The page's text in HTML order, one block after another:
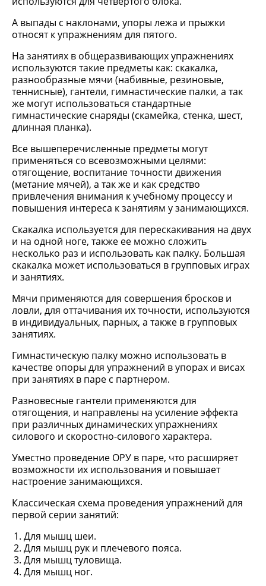
А выпады с наклонами, упоры лежа и прыжки
относят к упражнениям для пятого.
На занятиях в общеразвивающих упражнениях
используются такие предметы как: скакалка,
разнообразные мячи (набивные, резиновые,
теннисные), гантели, гимнастические палки, а так
же могут использоваться стандартные
гимнастические снаряды (скамейка, стенка, шест,
длинная планка).
Все вышеперечисленные предметы могут
применяться со всевозможными целями:
отягощение, воспитание точности движения
(метание мячей), а так же и как средство
привлечения внимания к учебному процессу и
повышения интереса к занятиям у занимающихся.
Скакалка используется для перескакивания на двух
и на одной ноге, также ее можно сложить
несколько раз и использовать как палку. Большая
скакалка может использоваться в групповых играх
и занятиях.
Мячи применяются для совершения бросков и
ловли, для оттачивания их точности, используются
в индивидуальных, парных, а также в групповых
занятиях.
Гимнастическую палку можно использовать в
качестве опоры для упражнений в упорах и висах
при занятиях в паре с партнером.
Разновесные гантели применяются для
отягощения, и направлены на усиление эффекта
при различных динамических упражнениях
силового и скоростно-силового характера.
Уместно проведение ОРУ в паре, что расширяет
возможности их использования и повышает
настроение занимающихся.
Классическая схема проведения упражнений для
первой серии занятий:
Для мышц шеи.
Для мышц рук и плечевого пояса.
Для мышц туловища.
Для мышц ног.